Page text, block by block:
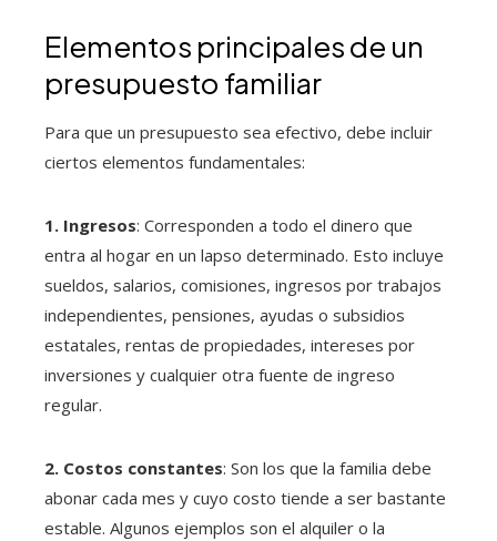
Elementos principales de un
presupuesto familiar
Para que un presupuesto sea efectivo, debe incluir
ciertos elementos fundamentales:
1. Ingresos: Corresponden a todo el dinero que
entra al hogar en un lapso determinado. Esto incluye
sueldos, salarios, comisiones, ingresos por trabajos
independientes, pensiones, ayudas o subsidios
estatales, rentas de propiedades, intereses por
inversiones y cualquier otra fuente de ingreso
regular.
2. Costos constantes: Son los que la familia debe
abonar cada mes y cuyo costo tiende a ser bastante
estable. Algunos ejemplos son el alquiler o la